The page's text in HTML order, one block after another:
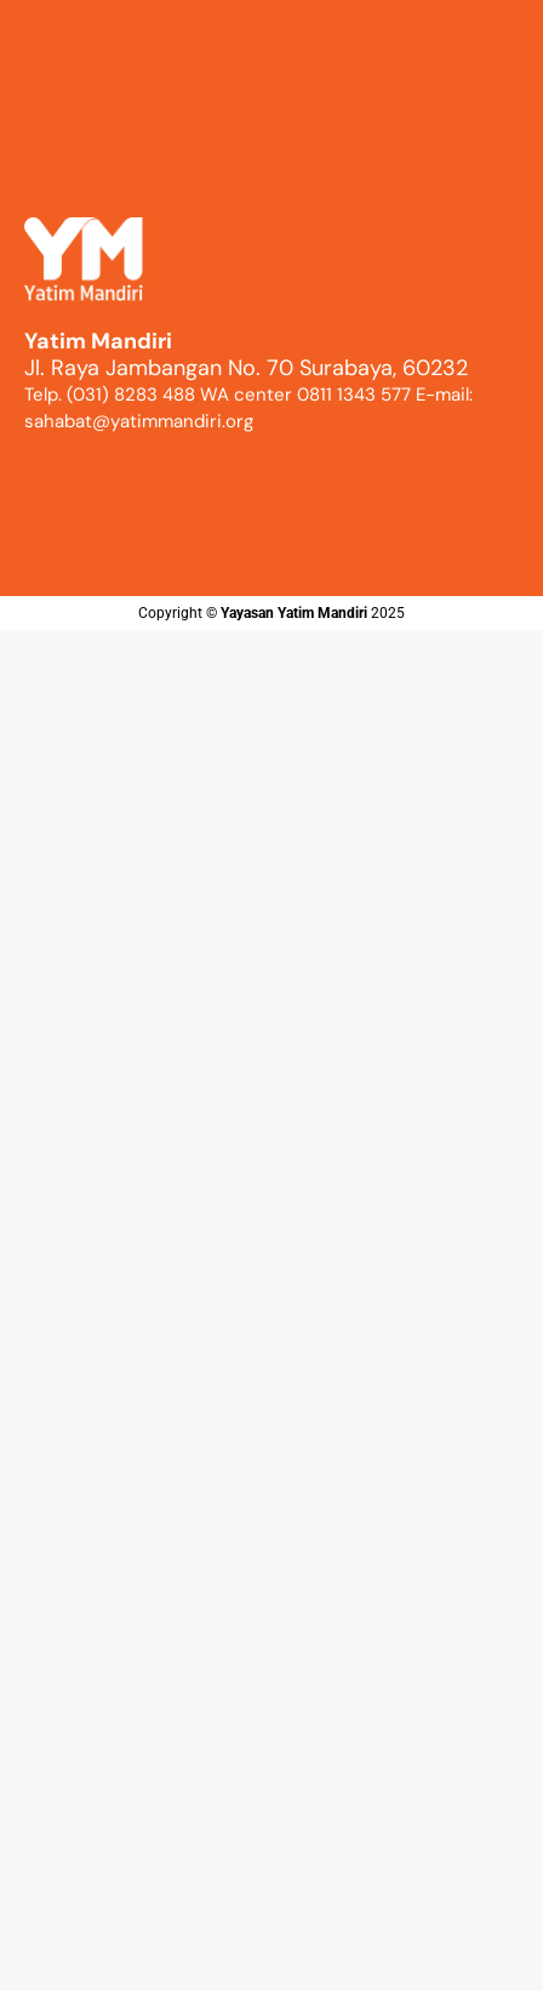
Yatim Mandiri
Jl. Raya Jambangan No. 70 Surabaya, 60232
Telp. (031) 8283 488 WA center 0811 1343 577 E-mail:
sahabat@yatimmandiri.org
Copyright ©️ Yayasan Yatim Mandiri 2025